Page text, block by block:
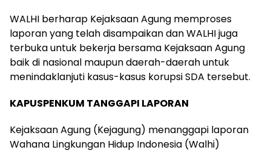
WALHI berharap Kejaksaan Agung memproses
laporan yang telah disampaikan dan WALHI juga
terbuka untuk bekerja bersama Kejaksaan Agung
baik di nasional maupun daerah-daerah untuk
menindaklanjuti kasus-kasus korupsi SDA tersebut.
KAPUSPENKUM TANGGAPI LAPORAN
Kejaksaan Agung (Kejagung) menanggapi laporan
Wahana Lingkungan Hidup Indonesia (Walhi)